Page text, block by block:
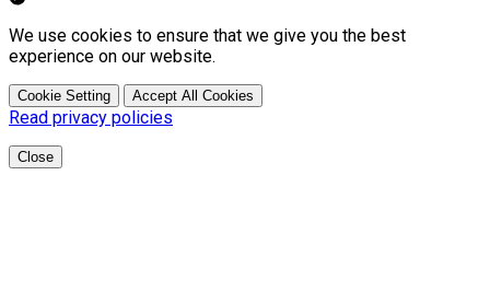
We use cookies to ensure that we give you the best
experience on our website.
Cookie Setting Accept All Cookies
Read privacy policies
Close